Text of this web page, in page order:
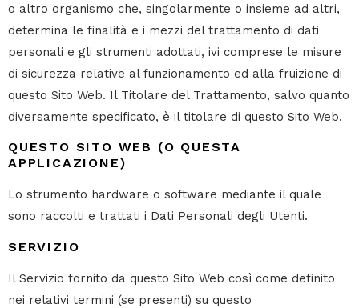
o altro organismo che, singolarmente o insieme ad altri,
determina le finalità e i mezzi del trattamento di dati
personali e gli strumenti adottati, ivi comprese le misure
di sicurezza relative al funzionamento ed alla fruizione di
questo Sito Web. Il Titolare del Trattamento, salvo quanto
diversamente specificato, è il titolare di questo Sito Web.
QUESTO SITO WEB (O QUESTA
APPLICAZIONE)
Lo strumento hardware o software mediante il quale
sono raccolti e trattati i Dati Personali degli Utenti.
SERVIZIO
Il Servizio fornito da questo Sito Web così come definito
nei relativi termini (se presenti) su questo